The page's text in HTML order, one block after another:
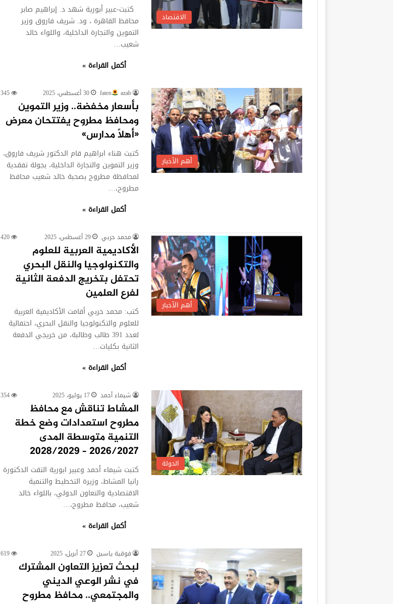
الاقتصاد
كتبت-عبير أبورية شهد د. إبراهيم صابر
محافظ القاهرة ، ود. شريف فاروق وزير
التموين والتجارة الداخلية، واللواء خالد
شعيب…
أكمل القراءة »
أهم الأخبار
faten azab 30 أغسطس، 2025 345
بأسعار مخفضة.. وزير التموين
ومحافظ مطروح يفتتحان معرض
«أهلاً مدارس»
كتبت هناء ابراهيم قام الدكتور شريف فاروق،
وزير التموين والتجارة الداخلية، بجولة تفقدية
لمحافظة مطروح بصحبة خالد شعيب محافظ
مطروح،…
أكمل القراءة »
أهم الأخبار
محمد حربي 29 أغسطس، 2025 420
الأكاديمية العربية للعلوم
والتكنولوجيا والنقل البحري
تحتفل بتخريج الدفعة الثانية
لفرع العلمين
كتب: محمد حربي أقامت الأكاديمية العربية
للعلوم والتكنولوجيا والنقل البحري، احتفالية
لعدد 391 طالب وطالبة، من خريجي الدفعة
الثانية بكليات…
أكمل القراءة »
الدولة
شيماء أحمد 17 يوليو، 2025 354
المشاط تناقش مع محافظ
مطروح استعدادات وضع خطة
التنمية متوسطة المدى
2026/2027 – 2028/2029
كتبت شيماء أحمد وعبير ابورية التقت الدكتورة
رانيا المشاط، وزيرة التخطيط والتنمية
الاقتصادية والتعاون الدولي، باللواء خالد
شعيب، محافظ مطروح،…
أكمل القراءة »
فوقية ياسين 27 أبريل، 2025 619
لبحث تعزيز التعاون المشترك
في نشر الوعي الديني
والمجتمعي.. محافظ مطروح